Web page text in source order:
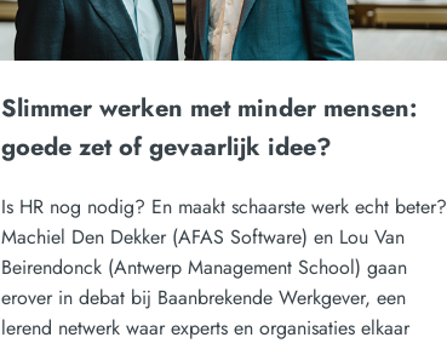
Slimmer werken met minder mensen:
goede zet of gevaarlijk idee?
Is HR nog nodig? En maakt schaarste werk echt beter?
Machiel Den Dekker (AFAS Software) en Lou Van
Beirendonck (Antwerp Management School) gaan
erover in debat bij Baanbrekende Werkgever, een
lerend netwerk waar experts en organisaties elkaar